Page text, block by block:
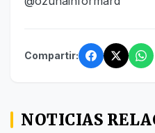
Compartir:
NOTICIAS